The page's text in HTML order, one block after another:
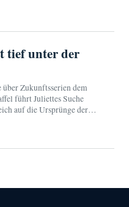
tief unter der
Zukunftsserien dem
führt Juliettes Suche
auf die Ursprünge der